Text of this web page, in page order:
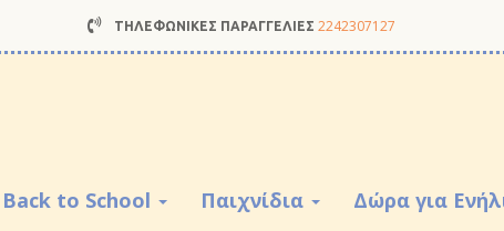
ΤΗΛΕΦΩΝΙΚΕΣ ΠΑΡΑΓΓΕΛΙΕΣ 2242307127
Back to School Παιχνίδια Δώρα για